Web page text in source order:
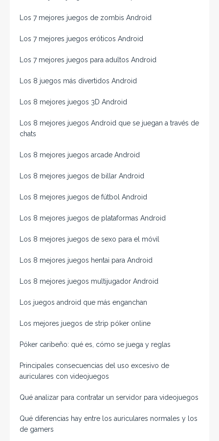
Los 7 mejores juegos de zombis Android
Los 7 mejores juegos eróticos Android
Los 7 mejores juegos para adultos Android
Los 8 juegos más divertidos Android
Los 8 mejores juegos 3D Android
Los 8 mejores juegos Android que se juegan a través de
chats
Los 8 mejores juegos arcade Android
Los 8 mejores juegos de billar Android
Los 8 mejores juegos de fútbol Android
Los 8 mejores juegos de plataformas Android
Los 8 mejores juegos de sexo para el móvil
Los 8 mejores juegos hentai para Android
Los 8 mejores juegos multijugador Android
Los juegos android que más enganchan
Los mejores juegos de strip póker online
Póker caribeño: qué es, cómo se juega y reglas
Principales consecuencias del uso excesivo de
auriculares con videojuegos
Qué analizar para contratar un servidor para videojuegos
Qué diferencias hay entre los auriculares normales y los
de gamers